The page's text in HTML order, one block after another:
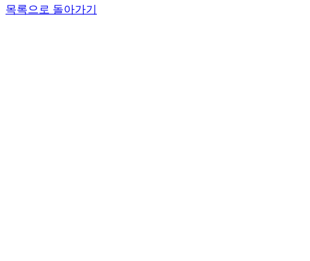
목록으로 돌아가기